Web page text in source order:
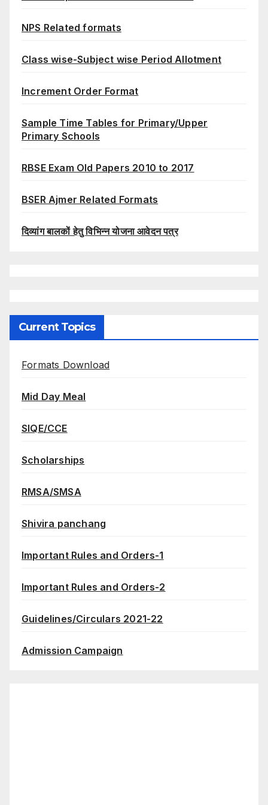
NPS Related formats
Class wise-Subject wise Period Allotment
Increment Order Format
Sample Time Tables for Primary/Upper
Primary Schools
RBSE Exam Old Papers 2010 to 2017
BSER Ajmer Related Formats
दिव्यांग बालकों हेतु विभिन्न योजना आवेदन पत्र
Current Topics
Formats Download
Mid Day Meal
SIQE/CCE
Scholarships
RMSA/SMSA
Shivira panchang
Important Rules and Orders-1
Important Rules and Orders-2
Guidelines/Circulars 2021-22
Admission Campaign